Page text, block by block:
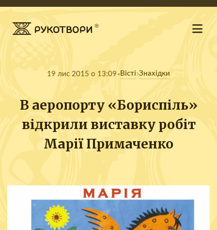
19 лис 2015 о 13:09 Вісті Знахідки
В аеропорту «Бориспіль»
відкрили виставку робіт
Марії Примаченко